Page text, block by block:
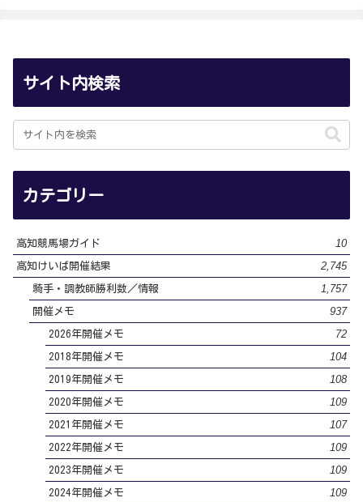
サイト内検索
カテゴリー
高知競馬場ガイド 10
高知けいば開催結果 2,745
騎手・調教師勝利数／情報 1,757
開催メモ 937
2026年開催メモ 72
2018年開催メモ 104
2019年開催メモ 108
2020年開催メモ 109
2021年開催メモ 107
2022年開催メモ 109
2023年開催メモ 109
2024年開催メモ 109